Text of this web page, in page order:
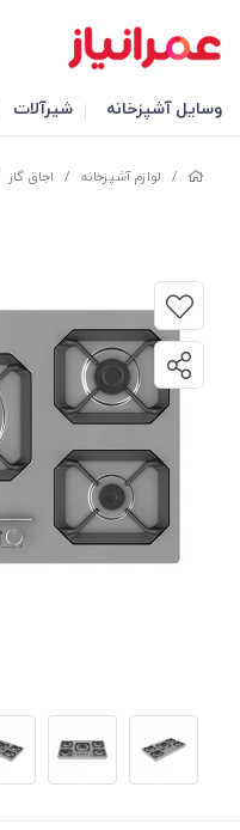
وسایل آشپزخانه شیرآلات
/ لوازم آشپزخانه / اجاق گاز